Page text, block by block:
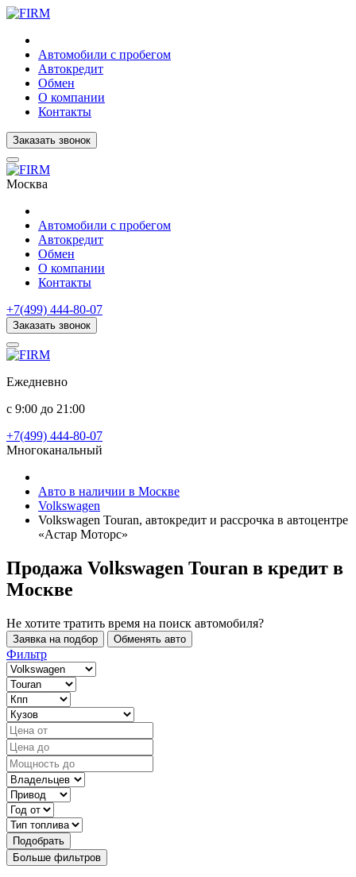
Автомобили с пробегом
Автокредит
Обмен
О компании
Контакты
Заказать звонок
Москва
Автомобили с пробегом
Автокредит
Обмен
О компании
Контакты
+7(499) 444-80-07
Заказать звонок
Ежедневно
с 9:00 до 21:00
+7(499) 444-80-07
Многоканальный
Авто в наличии в Москве
Volkswagen
Volkswagen Touran, автокредит и рассрочка в автоцентре
«Астар Моторс»
Продажа Volkswagen Touran в кредит в
Москве
Не хотите тратить время на поиск автомобиля?
Заявка на подбор Обменять авто
Фильтр
Подобрать
Больше фильтров